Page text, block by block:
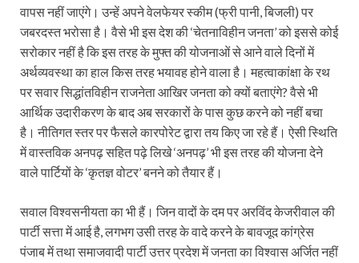
वापस नहीं जाएंगे। उन्हें अपने वेलफेयर स्कीम (फ्री पानी, बिजली) पर
जबरदस्त भरोसा है। वैसे भी इस देश की ‘चेतनाविहीन जनता’ को इससे कोई
सरोकार नहीं है कि इस तरह के मुफ्त की योजनाओं से आने वाले दिनों में
अर्थव्यवस्था का हाल किस तरह भयावह होने वाला है। महत्वाकांक्षा के रथ
पर सवार सिद्धांतविहीन राजनेता आखिर जनता को क्यों बताएंगे? वैसे भी
आर्थिक उदारीकरण के बाद अब सरकारों के पास कुछ करने को नहीं बचा
है। नीतिगत स्तर पर फैसले कारपोरेट द्वारा तय किए जा रहे हैं। ऐसी स्थिति
में वास्तविक अनपढ़ सहित पढ़े लिखे ‘अनपढ़’ भी इस तरह की योजना देने
वाले पार्टियों के ‘कृतज्ञ वोटर’ बनने को तैयार हैं।
सवाल विश्वसनीयता का भी हैं। जिन वादों के दम पर अरविंद केजरीवाल की
पार्टी सत्ता में आई है, लगभग उसी तरह के वादे करने के बावजूद कांग्रेस
पंजाब में तथा समाजवादी पार्टी उत्तर प्रदेश में जनता का विश्वास अर्जित नहीं